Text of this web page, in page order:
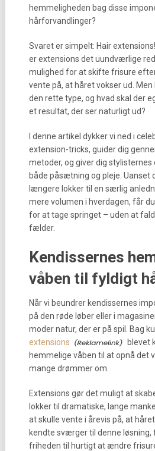
hemmeligheden bag disse
hårforvandlinger?
Svaret er simpelt: Hair
er extensions det uundværlige
mulighed for at skifte frisure
vente på, at håret vokser ud.
den rette type, og hvad skal der
et resultat, der ser naturligt ud?
I denne artikel dykker vi ned i
extension-tricks, guider dig
metoder, og giver dig stylisternes
både påsætning og pleje. Uanset
længere lokker til en særlig
mere volumen i hverdagen, får
for at tage springet – uden at
fælder.
Kendissernes
våben til fyldigt
Når vi beundrer kendissernes
på den røde løber eller i
moder natur, der er på spil. Bag
extensions
blevet
hemmelige våben til at opnå det
mange drømmer om.
Extensions gør det muligt at
lokker til dramatiske, lange
at skulle vente i årevis på, at
kendte sværger til denne løsning,
friheden til hurtigt at ændre